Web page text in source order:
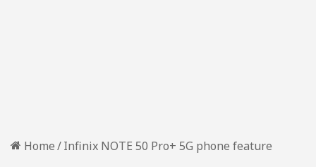
Home/Infinix NOTE 50 Pro+ 5G phone feature